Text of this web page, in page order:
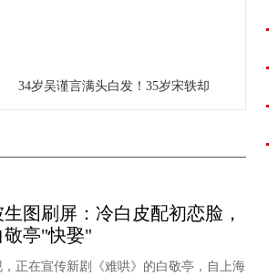
34岁吴谨言满头白发！35岁宋轶却
图刷屏：冷白皮配初恋脸，
敬亭"快娶"
，正在宣传新剧《难哄》的白敬亭，自上海